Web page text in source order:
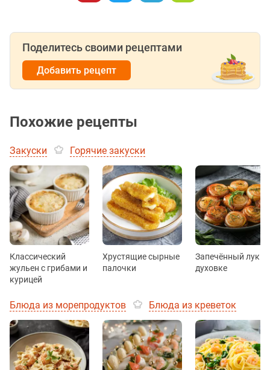
Поделитесь своими рецептами
Добавить рецепт
Похожие рецепты
Закуски Горячие закуски
Классический
жульен с грибами и
курицей
Хрустящие сырные
палочки
Запечённый лук в
духовке
Блюда из морепродуктов Блюда из креветок